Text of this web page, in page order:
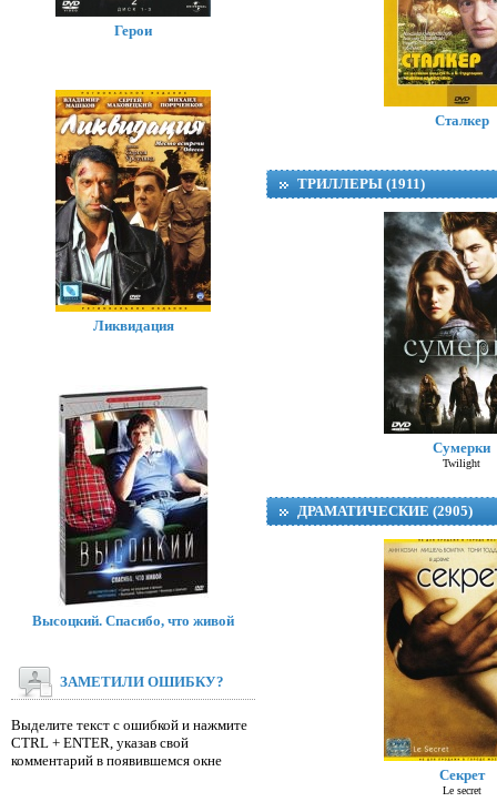
Сталкер
ТРИЛЛЕРЫ (1911)
Сумерки
Twilight
ДРАМАТИЧЕСКИЕ (2905)
Секрет
Le secret
Герои
Ликвидация
Высоцкий. Спасибо, что живой
ЗАМЕТИЛИ ОШИБКУ?
Выделите текст с ошибкой и нажмите
CTRL + ENTER, указав свой
комментарий в появившемся окне